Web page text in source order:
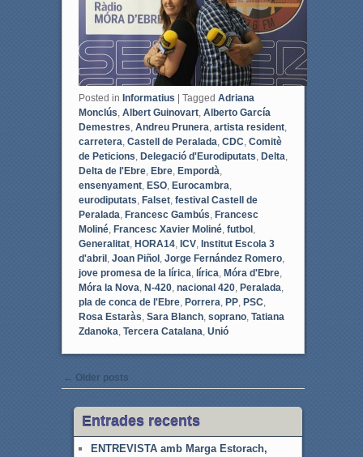
Posted in Informatius | Tagged Adriana
Monclús Albert Guinovart, Alberto García
Demestres Andreu Prunera artista resident,
carretera Castell de Peralada CDC Comitè
de Peticions Delegació d'Eurodiputats Delta
Delta de l'Ebre, Ebre, Empordà
ensenyament, ESO, Eurocambra
eurodiputats Falset, festival Castell de
Peralada Francesc Gambús Francesc
Moliné, Francesc Xavier Moliné, futbol,
Generalitat, HORA14, ICV, Institut Escola 3
d'abril, Joan Piñol, Jorge Fernández Romero,
jove promesa de la lírica lírica Móra d'Ebre,
Móra la Nova N-420, nacional 420, Peralada
pla de conca de l'Ebre, Porrera PP, PSC
Rosa Estaràs Sara Blanch, soprano, Tatiana
Zdanoka Tercera Catalana Unió
Post navigation
← Older posts
Entrades recents
ENTREVISTA amb Marga Estorach,